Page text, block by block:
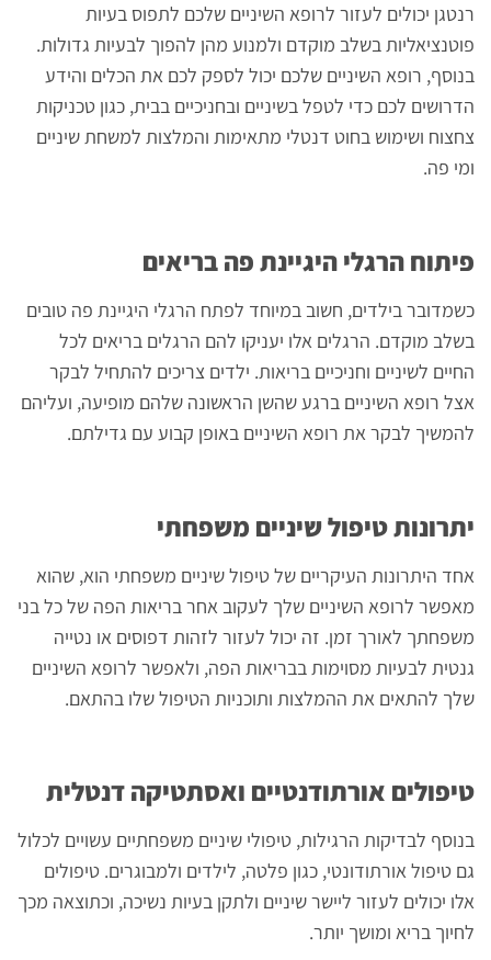
רנטגן יכולים לעזור לרופא השיניים שלכם לתפוס בעיות
פוטנציאליות בשלב מוקדם ולמנוע מהן להפוך לבעיות גדולות.
בנוסף, רופא השיניים שלכם יכול לספק לכם את הכלים והידע
הדרושים לכם כדי לטפל בשיניים ובחניכיים בבית, כגון טכניקות
צחצוח ושימוש בחוט דנטלי מתאימות והמלצות למשחת שיניים
ומי פה.
פיתוח הרגלי היגיינת פה בריאים
כשמדובר בילדים, חשוב במיוחד לפתח הרגלי היגיינת פה טובים
בשלב מוקדם. הרגלים אלו יעניקו להם הרגלים בריאים לכל
החיים לשיניים וחניכיים בריאות. ילדים צריכים להתחיל לבקר
אצל רופא השיניים ברגע שהשן הראשונה שלהם מופיעה, ועליהם
להמשיך לבקר את רופא השיניים באופן קבוע עם גדילתם.
יתרונות טיפול שיניים משפחתי
אחד היתרונות העיקריים של טיפול שיניים משפחתי הוא, שהוא
מאפשר לרופא השיניים שלך לעקוב אחר בריאות הפה של כל בני
משפחתך לאורך זמן. זה יכול לעזור לזהות דפוסים או נטייה
גנטית לבעיות מסוימות בבריאות הפה, ולאפשר לרופא השיניים
שלך להתאים את ההמלצות ותוכניות הטיפול שלו בהתאם.
טיפולים אורתודנטיים ואסתטיקה דנטלית
בנוסף לבדיקות הרגילות, טיפולי שיניים משפחתיים עשויים לכלול
גם טיפול אורתודונטי, כגון פלטה, לילדים ולמבוגרים. טיפולים
אלו יכולים לעזור ליישר שיניים ולתקן בעיות נשיכה, וכתוצאה מכך
לחיוך בריא ומושך יותר.